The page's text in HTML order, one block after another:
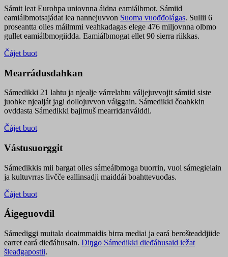
Sámit leat Eurohpa uniovnna áidna eamiálbmot. Sámiid
eamiálbmotsajádat lea nannejuvvon Suoma vuođđolágas. Sullii 6
proseantta olles máilmmi veahkadagas elege 476 miljovnna olbmo
gullet eamiálbmogiidda. Eamiálbmogat ellet 90 sierra riikkas.
Čájet buot
Mearrádusdahkan
Sámedikki 21 lahtu ja njealje várrelahtu váljejuvvojit sámiid siste
juohke njealját jagi dollojuvvon válggain. Sámedikki čoahkkin
ovddasta Sámedikki bajimuš mearridanválddi.
Čájet buot
Vástusuorggit
Sámedikkis mii bargat olles sámeálbmoga buorrin, vuoi sámegielain
ja kultuvrras livčče eallinsadji maiddái boahttevuođas.
Čájet buot
Áigeguovdil
Sámediggi muitala doaimmaidis birra mediai ja eará berošteaddjiide
earret eará dieđáhusain. Diŋgo Sámedikki dieđáhusaid iežat
šleađgapostii.